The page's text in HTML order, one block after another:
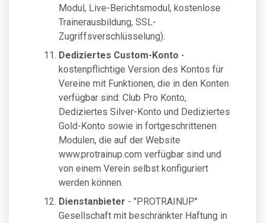
Modul, Live-Berichtsmodul, kostenlose
Trainerausbildung, SSL-
Zugriffsverschlüsselung).
Dediziertes Custom-Konto -
kostenpflichtige Version des Kontos für
Vereine mit Funktionen, die in den Konten
verfügbar sind: Club Pro Konto,
Dediziertes Silver-Konto und Dediziertes
Gold-Konto sowie in fortgeschrittenen
Modulen, die auf der Website
www.protrainup.com verfügbar sind und
von einem Verein selbst konfiguriert
werden können.
Dienstanbieter - "PROTRAINUP"
Gesellschaft mit beschränkter Haftung in